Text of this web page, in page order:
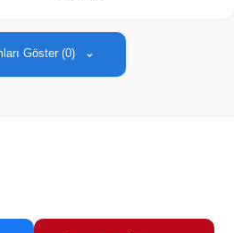
Göster (0)